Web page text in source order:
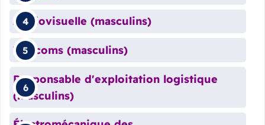
Audiovisuelle (masculins)
Télécoms (masculins)
Responsable d'exploitation logistique
(masculins)